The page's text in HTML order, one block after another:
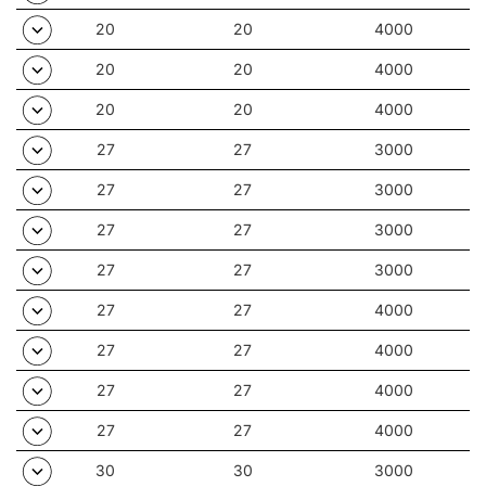
en font un luminaire idéal pour les immeubles de bureaux
modernes de classe A+, en particulier les pièces de
représentation.
20 20 4000
20 20 4000
20 20 4000
27 27 3000
27 27 3000
27 27 3000
27 27 3000
27 27 4000
27 27 4000
27 27 4000
27 27 4000
30 30 3000